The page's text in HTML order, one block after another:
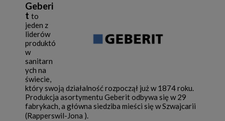
Geberi
t to
jeden z
liderów
produktó
w
sanitarn
ych na
świecie,
który swoją działalność rozpoczął już w 1874 roku.
Produkcja asortymentu Geberit odbywa się w 29
fabrykach, a główna siedziba mieści się w Szwajcarii
(Rapperswil-Jona ).